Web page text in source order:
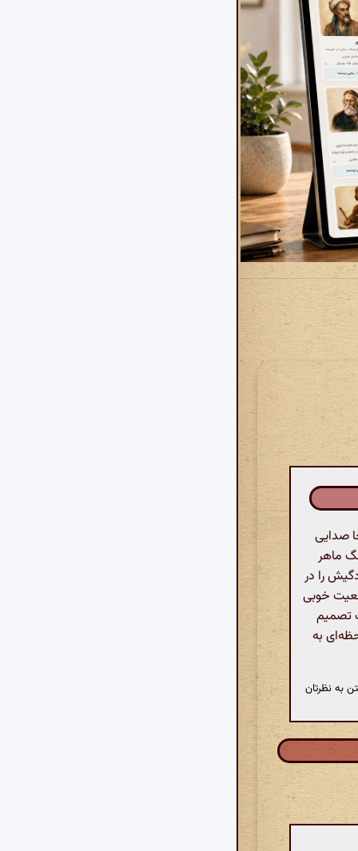
صدایی
ماهر
را در
خوبی
تصمیم
به
به نظرتان